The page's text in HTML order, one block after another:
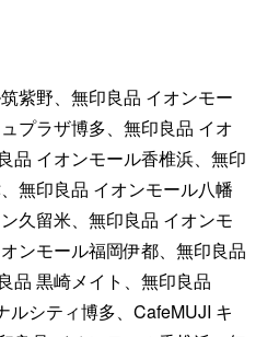
紫野、無印良品 イオンモー
プラザ博多、無印良品 イオ
品 イオンモール香椎浜、無印
無印良品 イオンモール八幡
久留米、無印良品 イオンモ
ンモール福岡伊都、無印良品
品 黒崎メイト、無印良品
ルシティ博多、CafeMUJI キ